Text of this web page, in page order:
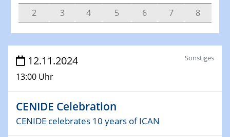
2
3 4 5 6 7 8
Veranstaltungen
30.11.-0001 - 06.02.2025
SFB/TRR 247 Seminar
05.11.2024
IUTA InnovationsTage
12.11.2024
13:00 Uhr
Sonstiges
CENIDE Celebration
CENIDE celebrates 10 years of ICAN